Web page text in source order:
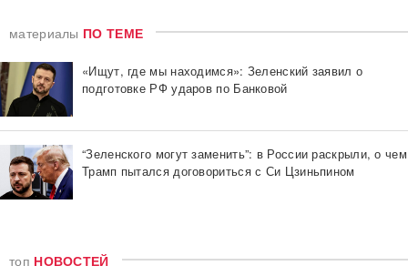
материалы ПО ТЕМЕ
«Ищут, где мы находимся»: Зеленский заявил о
подготовке РФ ударов по Банковой
“Зеленского могут заменить”: в России раскрыли, о чем
Трамп пытался договориться с Си Цзиньпином
топ НОВОСТЕЙ